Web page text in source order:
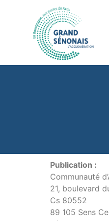
Panneau de gestion des
Publication :
Communauté
21, boulevard
Cs 80552
89 105 Sens